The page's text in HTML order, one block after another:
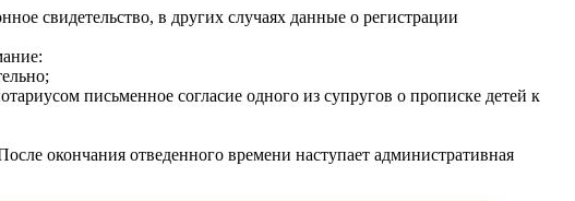
свидетельство, в других случаях данные о регистрации
письменное согласие одного из супругов о прописке детей к
окончания отведенного времени наступает административная